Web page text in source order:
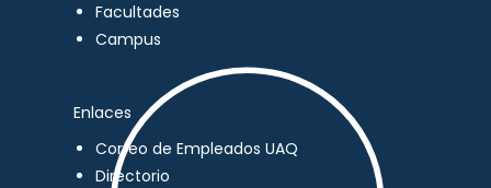
Facultades
Campus
Enlaces
Correo de Empleados UAQ
Directorio